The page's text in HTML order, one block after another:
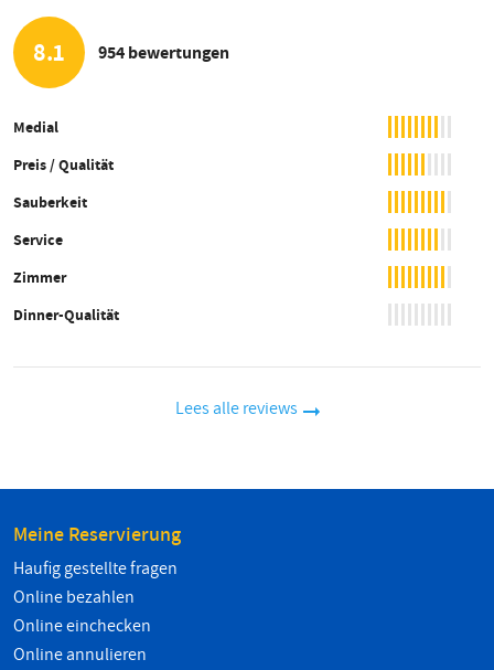
8.1 954 bewertungen
Medial
Preis / Qualität
Sauberkeit
Service
Zimmer
Dinner-Qualität
Lees alle reviews
Meine Reservierung
Haufig gestellte fragen
Online bezahlen
Online einchecken
Online annulieren